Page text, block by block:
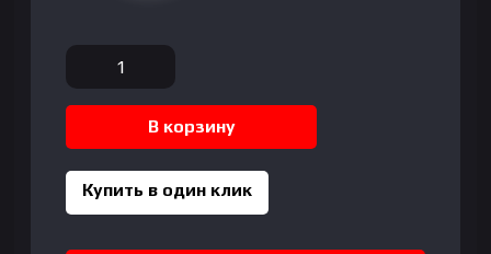
Количество
товара
RAZER
Customizable
Gaming
В корзину
Купить в один клик